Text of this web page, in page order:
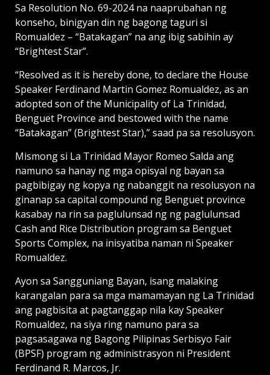
Sa Resolution No. 69-2024 na naaprubahan ng
konseho, binigyan din ng bagong taguri si
Romualdez – “Batakagan” na ang ibig sabihin ay
“Brightest Star”.
“Resolved as it is hereby done, to declare the House
Speaker Ferdinand Martin Gomez Romualdez, as an
adopted son of the Municipality of La Trinidad,
Benguet Province and bestowed with the name
“Batakagan” (Brightest Star),” saad pa sa resolusyon.
Mismong si La Trinidad Mayor Romeo Salda ang
namuno sa hanay ng mga opisyal ng bayan sa
pagbibigay ng kopya ng nabanggit na resolusyon na
ginanap sa capital compound ng Benguet province
kasabay na rin sa paglulunsad ng ng paglulunsad
Cash and Rice Distribution program sa Benguet
Sports Complex, na inisyatiba naman ni Speaker
Romualdez.
Ayon sa Sangguniang Bayan, isang malaking
karangalan para sa mga mamamayan ng La Trinidad
ang pagbisita at pagtanggap nila kay Speaker
Romualdez, na siya ring namuno para sa
pagsasagawa ng Bagong Pilipinas Serbisyo Fair
(BPSF) program ng administrasyon ni President
Ferdinand R. Marcos, Jr.